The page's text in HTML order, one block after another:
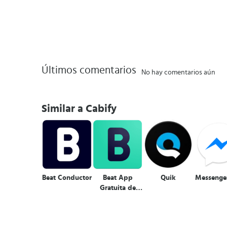
Últimos comentarios No hay comentarios aún
Similar a Cabify
Beat Conductor
Beat App
Gratuita de
Quik